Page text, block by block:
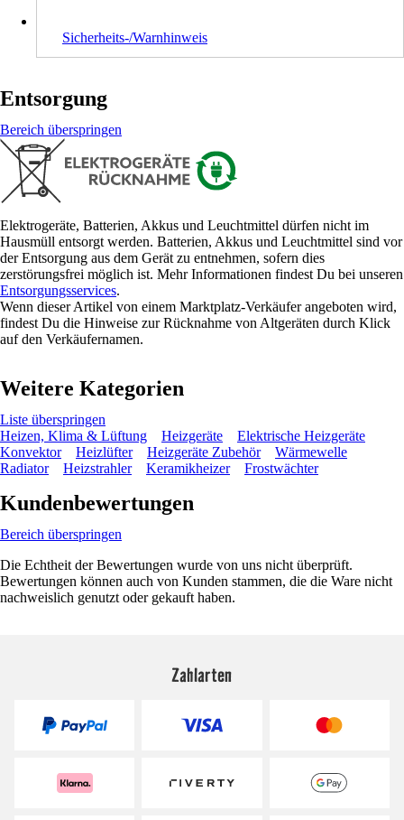
Sicherheits-/Warnhinweis
Entsorgung
Bereich überspringen
Elektrogeräte, Batterien, Akkus und Leuchtmittel dürfen nicht im
Hausmüll entsorgt werden. Batterien, Akkus und Leuchtmittel sind vor
der Entsorgung aus dem Gerät zu entnehmen, sofern dies
zerstörungsfrei möglich ist. Mehr Informationen findest Du bei unseren
Entsorgungsservices.
Wenn dieser Artikel von einem Marktplatz-Verkäufer angeboten wird,
findest Du die Hinweise zur Rücknahme von Altgeräten durch Klick
auf den Verkäufernamen.
Weitere Kategorien
Liste überspringen
Heizen, Klima & Lüftung
Heizgeräte
Elektrische Heizgeräte
Konvektor
Heizlüfter Heizgeräte Zubehör
Wärmewelle
Radiator
Heizstrahler Keramikheizer Frostwächter
Kundenbewertungen
Bereich überspringen
Die Echtheit der Bewertungen wurde von uns nicht überprüft.
Bewertungen können auch von Kunden stammen, die die Ware nicht
nachweislich genutzt oder gekauft haben.
Zahlarten